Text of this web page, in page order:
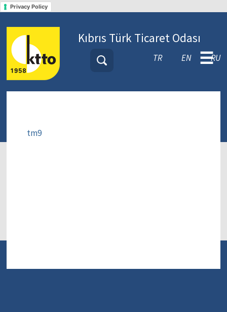
Privacy Policy
Kıbrıs Türk Ticaret Odası
TR EN RU
☰
tm9